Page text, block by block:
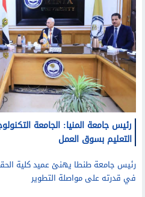
رئيس جامعة المنيا: الجامعة
التعليم بسوق العمل
رئيس جامعة طنطا يهنئ عميد كلية
في قدرته على مواصلة التطوير